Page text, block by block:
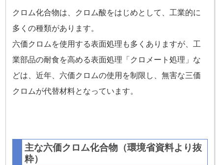
クロム化合物は、クロム酸をはじめとして、工業的に
多くの種類があります。
六価クロムを使用する表面処理も多くありますが、工
業部品の耐食を高める表面処理「クロメート処理」な
どは、近年、六価クロムの使用を制限し、無害な三価
クロムが代替材料となっています。
主な六価クロム化合物（環境省資料より抜
粋）